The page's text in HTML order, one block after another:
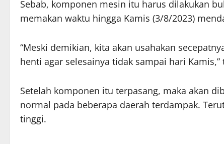
Sebab, komponen mesin itu harus dilakukan
memakan waktu hingga Kamis (3/8/2023)
“Meski demikian, kita akan usahakan
henti agar selesainya tidak sampai hari Kamis,”
Setelah komponen itu terpasang, maka akan
normal pada beberapa daerah terdampak.
tinggi.